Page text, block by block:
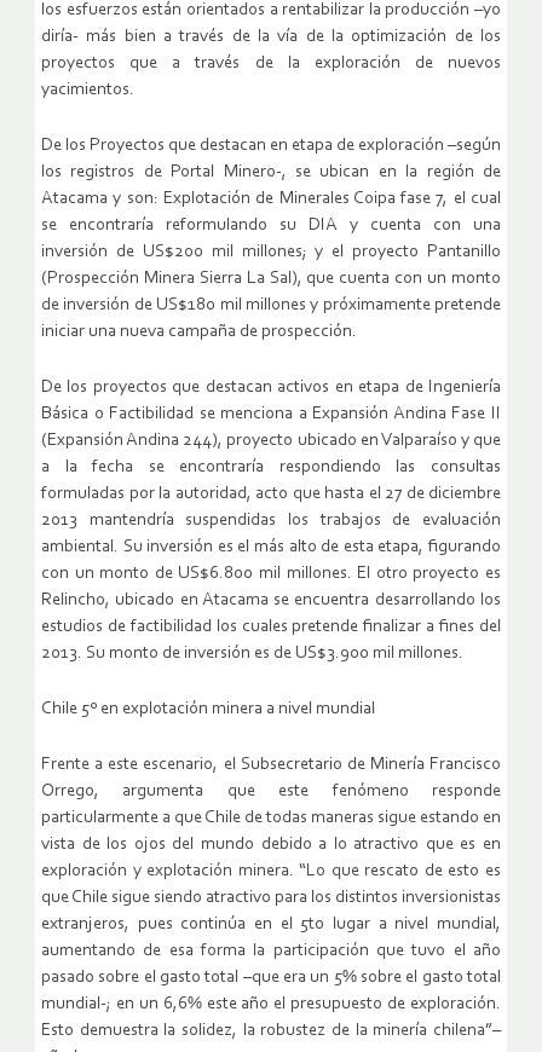
los esfuerzos están orientados a rentabilizar la producción –yo
diría- más bien a través de la vía de la optimización de los
proyectos que a través de la exploración de nuevos
yacimientos.
De los Proyectos que destacan en etapa de exploración –según
los registros de Portal Minero-, se ubican en la región de
Atacama y son: Explotación de Minerales Coipa fase 7, el cual
se encontraría reformulando su DIA y cuenta con una
inversión de US$200 mil millones; y el proyecto Pantanillo
(Prospección Minera Sierra La Sal), que cuenta con un monto
de inversión de US$180 mil millones y próximamente pretende
iniciar una nueva campaña de prospección.
De los proyectos que destacan activos en etapa de Ingeniería
Básica o Factibilidad se menciona a Expansión Andina Fase II
(Expansión Andina 244), proyecto ubicado en Valparaíso y que
a la fecha se encontraría respondiendo las consultas
formuladas por la autoridad, acto que hasta el 27 de diciembre
2013 mantendría suspendidas los trabajos de evaluación
ambiental. Su inversión es el más alto de esta etapa, figurando
con un monto de US$6.800 mil millones. El otro proyecto es
Relincho, ubicado en Atacama se encuentra desarrollando los
estudios de factibilidad los cuales pretende finalizar a fines del
2013. Su monto de inversión es de US$3.900 mil millones.
Chile 5º en explotación minera a nivel mundial
Frente a este escenario, el Subsecretario de Minería Francisco
Orrego, argumenta que este fenómeno responde
particularmente a que Chile de todas maneras sigue estando en
vista de los ojos del mundo debido a lo atractivo que es en
exploración y explotación minera. “Lo que rescato de esto es
que Chile sigue siendo atractivo para los distintos inversionistas
extranjeros, pues continúa en el 5to lugar a nivel mundial,
aumentando de esa forma la participación que tuvo el año
pasado sobre el gasto total –que era un 5% sobre el gasto total
mundial-; en un 6,6% este año el presupuesto de exploración.
Esto demuestra la solidez, la robustez de la minería chilena”–